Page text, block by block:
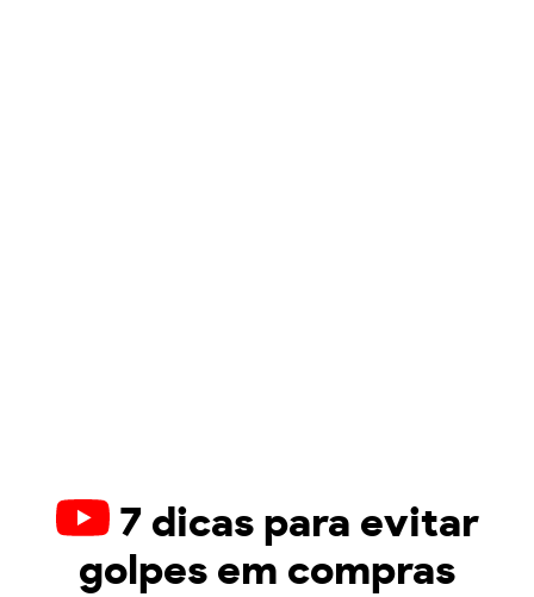
7 dicas para evitar
golpes em compras